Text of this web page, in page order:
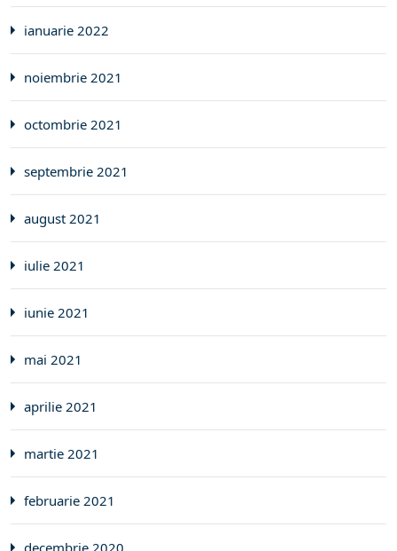
ianuarie 2022
noiembrie 2021
octombrie 2021
septembrie 2021
august 2021
iulie 2021
iunie 2021
mai 2021
aprilie 2021
martie 2021
februarie 2021
decembrie 2020